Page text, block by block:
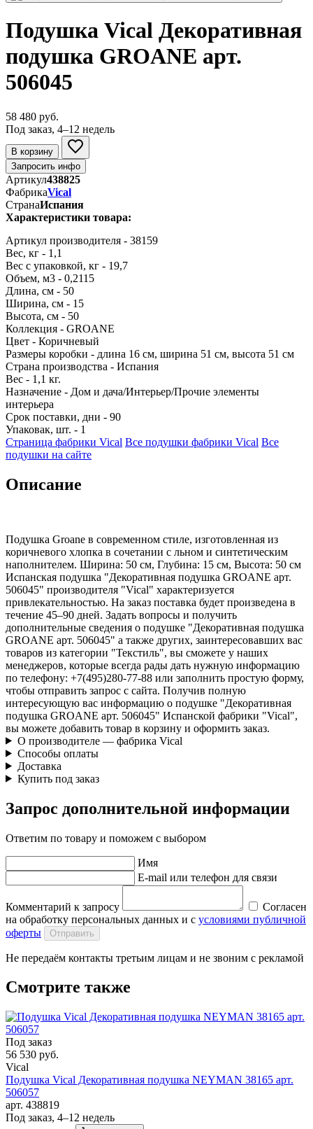
Подушка Vical Декоративная
подушка GROANE арт.
506045
58 480 руб.
Под заказ, 4–12 недель
В корзину
Запросить инфо
Артикул438825
ФабрикаVical
СтранаИспания
Характеристики товара:
Артикул производителя - 38159
Вес, кг - 1,1
Вес с упаковкой, кг - 19,7
Объем, м3 - 0,2115
Длина, см - 50
Ширина, см - 15
Высота, см - 50
Коллекция - GROANE
Цвет - Коричневый
Размеры коробки - длина 16 см, ширина 51 см, высота 51 см
Страна производства - Испания
Вес - 1,1 кг.
Назначение - Дом и дача/Интерьер/Прочие элементы
интерьера
Срок поставки, дни - 90
Упаковак, шт. - 1
Страница фабрики Vical Все подушки фабрики Vical Все
подушки на сайте
Описание
Подушка Groane в современном стиле, изготовленная из
коричневого хлопка в сочетании с льном и синтетическим
наполнителем. Ширина: 50 см, Глубина: 15 см, Высота: 50 см
Испанская подушка "Декоративная подушка GROANE арт.
506045" производителя "Vical" характеризуется
привлекательностью. На заказ поставка будет произведена в
течение 45–90 дней. Задать вопросы и получить
дополнительные сведения о подушке "Декоративная подушка
GROANE арт. 506045" а также других, заинтересовавших вас
товаров из категории "Текстиль", вы сможете у наших
менеджеров, которые всегда рады дать нужную информацию
по телефону: +7(495)280-77-88 или заполнить простую форму,
чтобы отправить запрос с сайта. Получив полную
интересующую вас информацию о подушке "Декоративная
подушка GROANE арт. 506045" Испанской фабрики "Vical",
вы можете добавить товар в корзину и оформить заказ.
О производителе — фабрика Vical
Способы оплаты
Доставка
Купить под заказ
Запрос дополнительной информации
Ответим по товару и поможем с выбором
Имя
E-mail или телефон для связи
Комментарий к запросу
Согласен
на обработку персональных данных и с условиями публичной
оферты
Отправить
Не передаём контакты третьим лицам и не звоним с рекламой
Смотрите также
Под заказ
56 530 руб.
Vical
Подушка Vical Декоративная подушка NEYMAN 38165 арт.
506057
арт. 438819
Под заказ, 4–12 недель